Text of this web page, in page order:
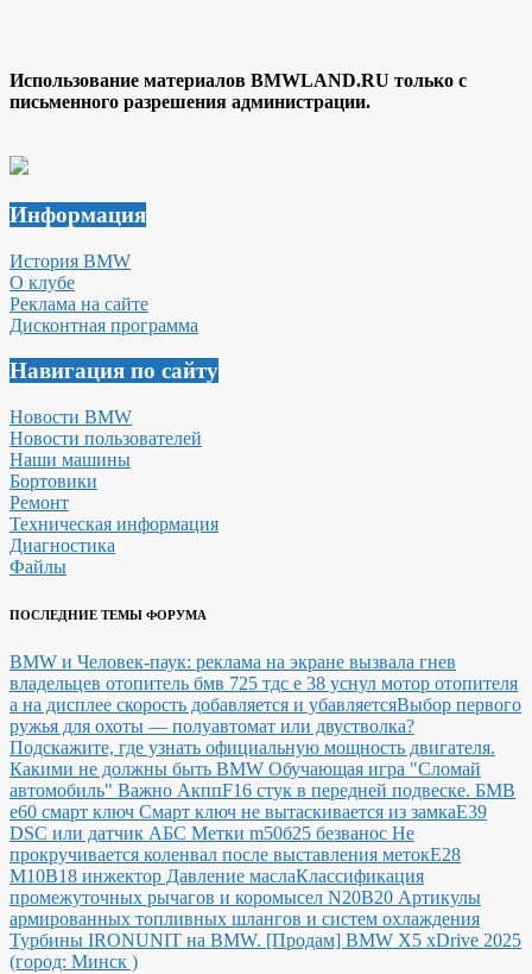
Использование материалов BMWLAND.RU только с
письменного разрешения администрации.
Информация
История BMW
О клубе
Реклама на сайте
Дисконтная программа
Навигация по сайту
Новости BMW
Новости пользователей
Наши машины
Бортовики
Ремонт
Техническая информация
Диагностика
Файлы
ПОСЛЕДНИЕ ТЕМЫ ФОРУМА
BMW и Человек-паук: реклама на экране вызвала гнев
владельцев отопитель бмв 725 тдс е 38 уснул мотор отопителя
а на дисплее скорость добавляется и убавляетсяВыбор первого
ружья для охоты — полуавтомат или двустволка?
Подскажите, где узнать официальную мощность двигателя.
Какими не должны быть BMW Обучающая игра "Сломай
автомобиль" Важно АкппF16 стук в передней подвеске. БМВ
е60 смарт ключ Смарт ключ не вытаскивается из замкаE39
DSC или датчик АБС Метки m50б25 безванос Не
прокручивается коленвал после выставления метокЕ28
М10В18 инжектор Давление маслаКлассификация
промежуточных рычагов и коромысел N20B20 Артикулы
армированных топливных шлангов и систем охлаждения
Турбины IRONUNIT на BMW. [Продам] BMW X5 xDrive 2025
(город: Минск )